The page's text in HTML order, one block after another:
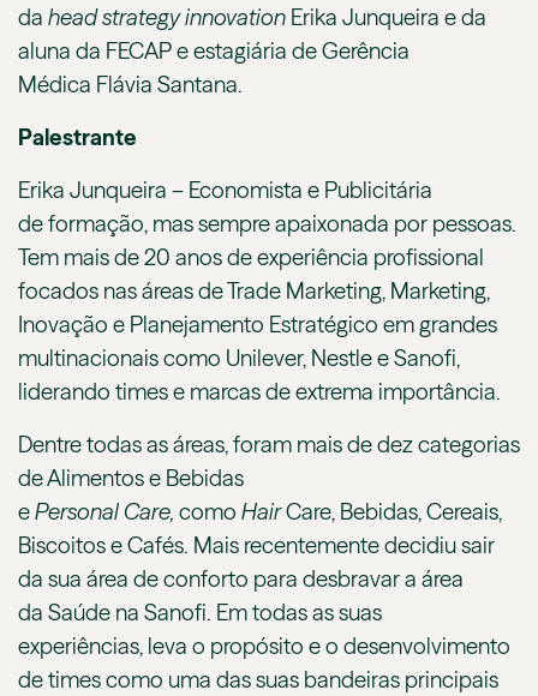
da headstrategyinnovation Erika Junqueira e da
aluna da FECAP e estagiária de Gerência
Médica Flávia Santana.
Palestrante
Erika Junqueira – Economista e Publicitária
de formação, mas sempre apaixonada por pessoas.
Tem mais de 20 anos de experiência profissional
focados nas áreas de Trade Marketing, Marketing,
Inovação e Planejamento Estratégico em grandes
multinacionais como Unilever, Nestle e Sanofi,
liderando times e marcas de extrema importância.
Dentre todas as áreas, foram mais de dez categorias
de Alimentos e Bebidas
ePersonal Care, como HairCare, Bebidas, Cereais,
Biscoitos e Cafés. Mais recentemente decidiu sair
da sua área de conforto para desbravar a área
da Saúde na Sanofi. Em todas as suas
experiências, leva o propósito e o desenvolvimento
de times como uma das suas bandeiras principais